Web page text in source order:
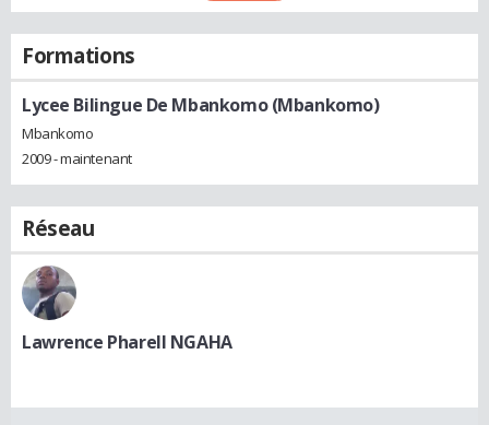
Formations
Lycee Bilingue De Mbankomo (Mbankomo)
Mbankomo
2009 - maintenant
Réseau
Lawrence Pharell NGAHA